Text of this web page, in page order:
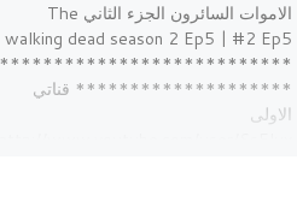
الاموات السائرون الجزء الثاني The
walking dead season 2 Ep5 | #2 Ep5
***************************
******************** قناتي
الاولى